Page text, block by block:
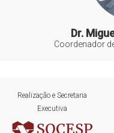
Dr.
Coordenador
Realização e Secretaria
Executiva